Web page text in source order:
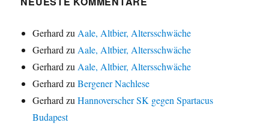
Gerhard zu Aale, Altbier, Altersschwäche
Gerhard zu Aale, Altbier, Altersschwäche
Gerhard zu Aale, Altbier, Altersschwäche
Gerhard zuBergener Nachlese
Gerhard zuHannoverscher SK gegen Spartacus
Budapest